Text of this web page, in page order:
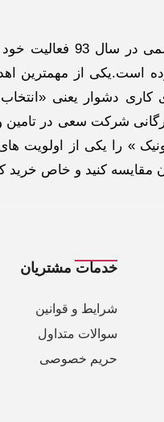
فروشگاه اینترنتی
است.یکی از مهمترین
دشوار یعنی
شرکت سعی در
» را یکی از اولویت
مقایسه کنید و خاص
خدمات مشتریان
شرایط و قوانین
سوالات متداول
حریم خصوصی